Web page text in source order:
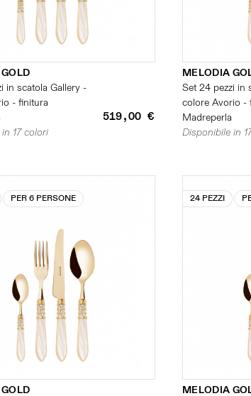
in scatola Gallery -
- finitura
519,00 €
17 colori
MELODIA
Set 24 pezzi in
colore Avorio -
Madreperla
Disponibile in
PER 6 PERSONE 24 PEZZI
MELODIA